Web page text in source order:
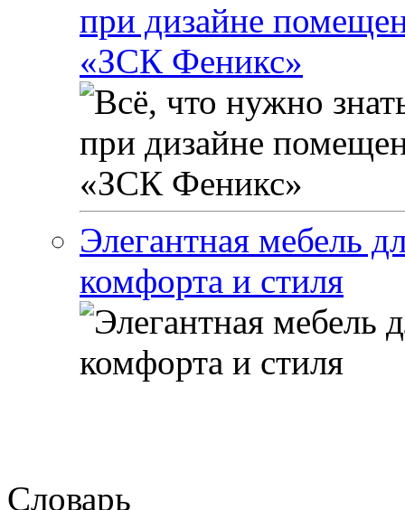
при дизайне
«ЗСК Феникс»
Элегантная мебель
комфорта и стиля
Словарь